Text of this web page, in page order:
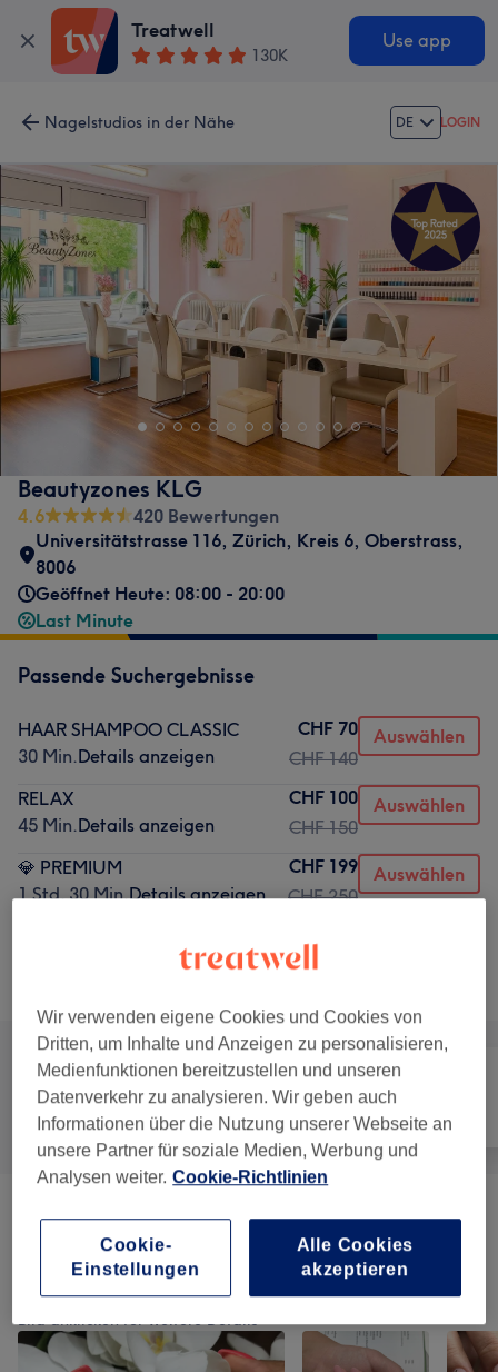
Treatwell
130K
Use app
Nagelstudios in der Nähe DE LOGIN
Beautyzones KLG
4.6
420 Bewertungen
Universitätstrasse 116, Zürich, Kreis 6, Oberstrass,
8006
Geöffnet Heute: 08:00 - 20:00
Last Minute
Passende Suchergebnisse
HAAR SHAMPOO CLASSIC
30 Min.Details anzeigen
CHF 70
CHF 140
Auswählen
RELAX
45 Min.Details anzeigen
CHF 100
CHF 150
Auswählen
💎 PREMIUM
1 Std. 30 Min.Details anzeigen
CHF 199
CHF 250
Auswählen
Nicht gefunden wonach du gesucht hast?
Alle
HEAD SPA WASCHEN & MASSAGEN (4) ab CHF 70
Unsere Arbeit
Bild anklicken für weitere Details
Wir verwenden eigene Cookies und Cookies von
Dritten, um Inhalte und Anzeigen zu personalisieren,
Medienfunktionen bereitzustellen und unseren
Datenverkehr zu analysieren. Wir geben auch
Informationen über die Nutzung unserer Webseite an
unsere Partner für soziale Medien, Werbung und
Analysen weiter. Cookie-Richtlinien
Alle Cookies
akzeptieren
Cookie-
Einstellungen